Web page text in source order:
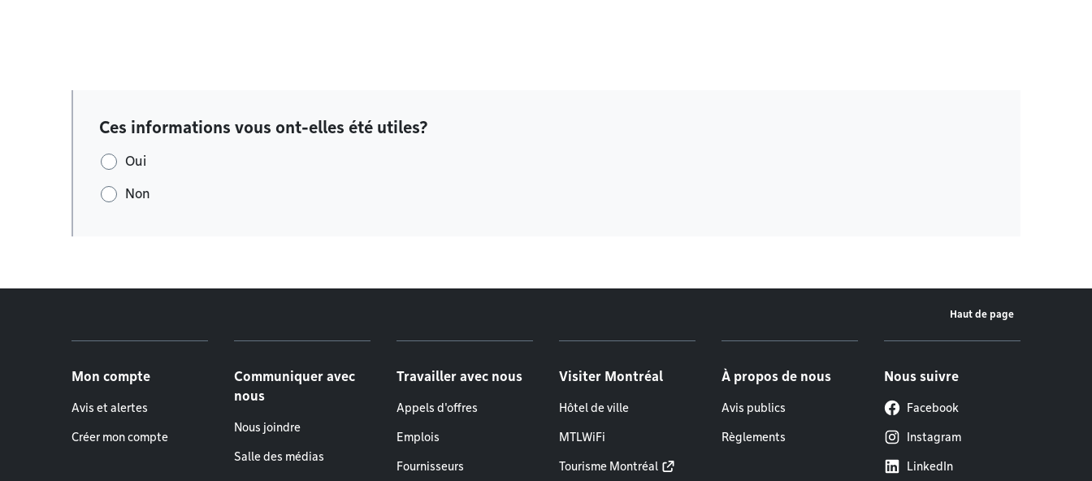
Ces informations vous ont-elles été utiles?
Oui
Non
Haut de page
Mon compte
Avis et alertes
Créer mon compte
Communiquer avec
nous
Nous joindre
Salle des médias
Travailler avec nous
Appels d'offres
Emplois
Fournisseurs
Visiter Montréal
Hôtel de ville
MTLWiFi
Tourisme Montréal
À propos de nous
Avis publics
Règlements
Nous suivre
Facebook
Instagram
LinkedIn